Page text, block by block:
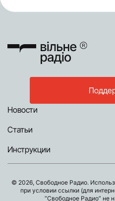
Новости
Статьи
Инструкции
© 2026, Свободное Радио.
при условии ссылки (для
“Свободное Радио” не